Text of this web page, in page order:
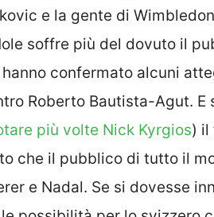
e la gente di
soffre più del dovuto il
confermato alcuni
Roberto Bautista-Agut. E
più volte Nick Kyrgios) il
che il pubblico di tutto il
e Nadal. Se si dovesse